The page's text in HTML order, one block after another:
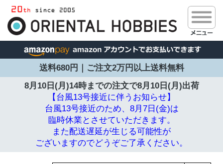
送料680円｜ご注文2万円以上送料無料
8月10日(月)14時までの注文で8月10日(月)出荷
【台風13号接近に伴うお知らせ】
台風13号接近のため、8月7日(金)は
臨時休業とさせていただきます。
また配送遅延が生じる可能性が
ございますのでどうぞご了承ください。